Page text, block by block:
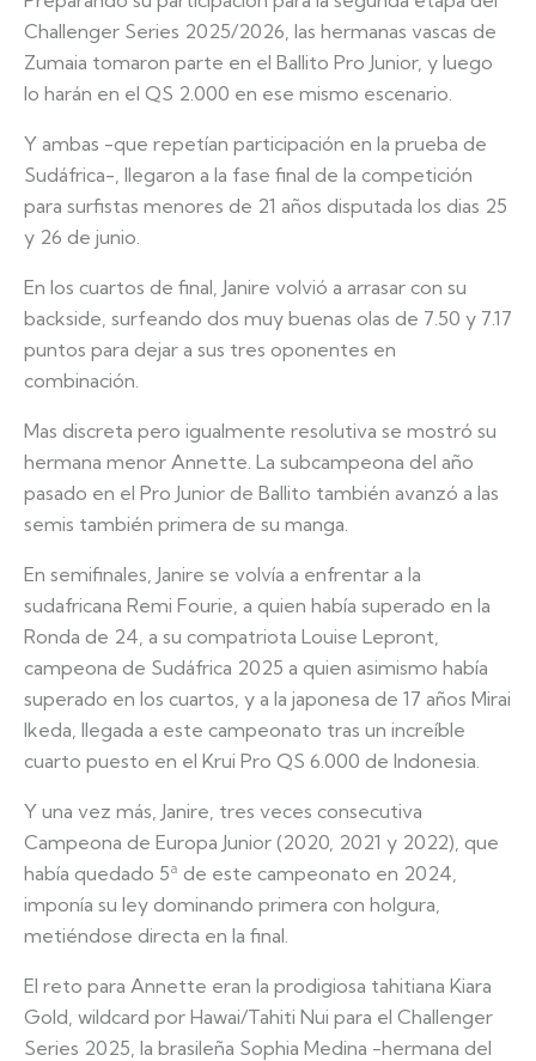
Challenger Series 2025/2026, las hermanas vascas de
Zumaia tomaron parte en el Ballito Pro Junior, y luego
lo harán en el QS 2.000 en ese mismo escenario.
Y ambas -que repetían participación en la prueba de
Sudáfrica-, llegaron a la fase final de la competición
para surfistas menores de 21 años disputada los dias 25
y 26 de junio.
En los cuartos de final, Janire volvió a arrasar con su
backside, surfeando dos muy buenas olas de 7.50 y 7.17
puntos para dejar a sus tres oponentes en
combinación.
Mas discreta pero igualmente resolutiva se mostró su
hermana menor Annette. La subcampeona del año
pasado en el Pro Junior de Ballito también avanzó a las
semis también primera de su manga.
En semifinales, Janire se volvía a enfrentar a la
sudafricana Remi Fourie, a quien había superado en la
Ronda de 24, a su compatriota Louise Lepront,
campeona de Sudáfrica 2025 a quien asimismo había
superado en los cuartos, y a la japonesa de 17 años Mirai
Ikeda, llegada a este campeonato tras un increíble
cuarto puesto en el Krui Pro QS 6.000 de Indonesia.
Y una vez más, Janire, tres veces consecutiva
Campeona de Europa Junior (2020, 2021 y 2022), que
había quedado 5ª de este campeonato en 2024,
imponía su ley dominando primera con holgura,
metiéndose directa en la final.
El reto para Annette eran la prodigiosa tahitiana Kiara
Gold, wildcard por Hawai/Tahiti Nui para el Challenger
Series 2025, la brasileña Sophia Medina -hermana del